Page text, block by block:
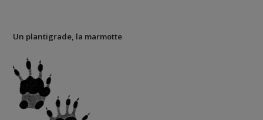
Un plantigrade, la marmotte